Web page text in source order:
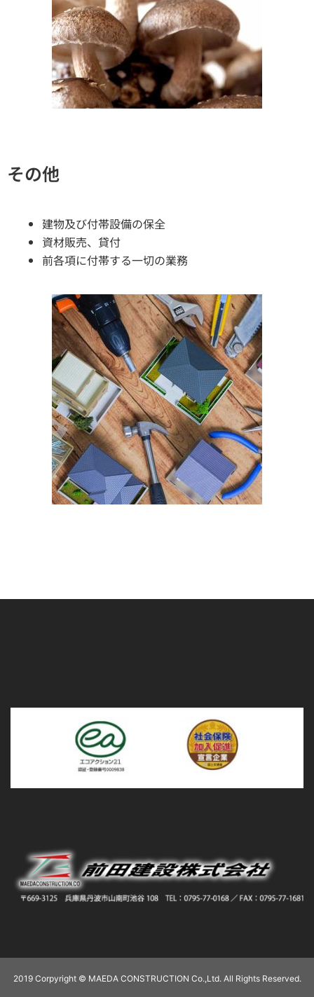
その他
建物及び付帯設備の保全
資材販売、貸付
前各項に付帯する一切の業務
2019 Corpyright © MAEDA CONSTRUCTION Co.,Ltd. All Rights Reserved.